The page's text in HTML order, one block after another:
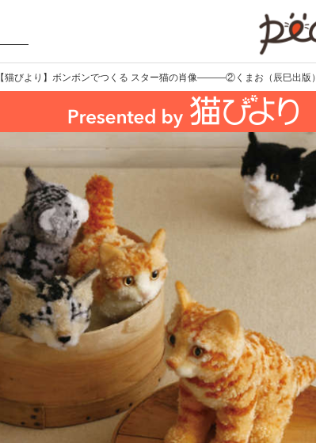
【猫びより】ボンボンでつくる スター猫の肖像―――②くまお（辰巳出版）